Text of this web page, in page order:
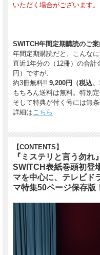
いただく場合がございます。
SWITCH年間定期購読のご
年間定期購読だと、こんなに
直近1年分の（12冊）の合計
円）ですが、
約3冊無料!! 9,200円（税込、
もちろん送料は無料。特別
そして特典が付く号には無
詳細はこちら
【CONTENTS】
『ミステリと言う勿
SWITCH表紙巻頭初登
マを中心に、テレビド
マ特集50ページ保存版